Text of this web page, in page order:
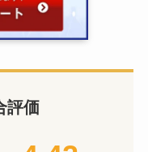
評価